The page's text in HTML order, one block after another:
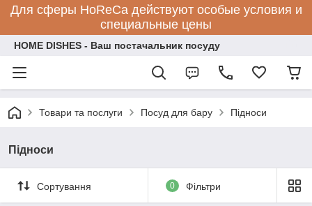
Для сферы HoReCa действуют особые условия и
специальные цены
HOME DISHES - Ваш постачальник посуду
Товари та послуги Посуд для бару Підноси
Підноси
Сортування 0 Фільтри